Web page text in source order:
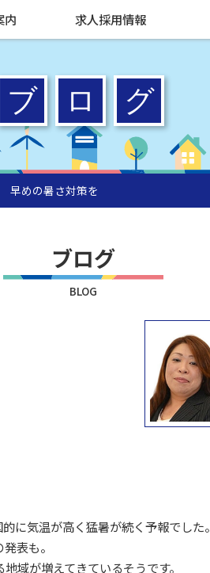
内 求人採用情報
めの暑さ対策を
ブログ
BLOG
に気温が高く猛暑が続く予報でした。
表も。
域が増えてきているそうです。